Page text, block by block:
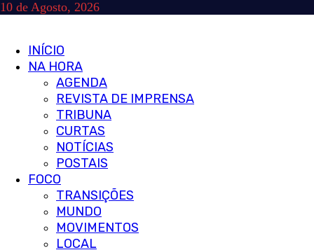
Skip
10 de Agosto, 2026
Primary
Menu
INÍCIO
NA HORA
AGENDA
REVISTA DE IMPRENSA
TRIBUNA
CURTAS
NOTÍCIAS
POSTAIS
FOCO
TRANSIÇÕES
MUNDO
MOVIMENTOS
LOCAL